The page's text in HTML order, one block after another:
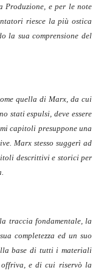
e per le note
riesce la più ostica
la sua comprensione del
quella di Marx, da cui
stati espulsi, deve essere
capitoli presuppone una
Marx stesso suggerì ad
descrittivi e storici per
traccia fondamentale, la
completezza ed un suo
base di tutti i materiali
e di cui riservò la